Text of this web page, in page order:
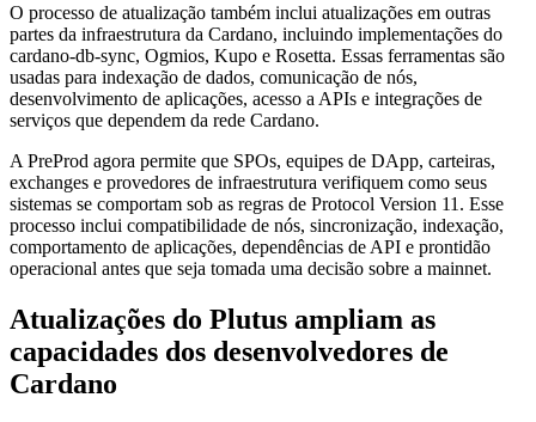
O processo de atualização também inclui atualizações em outras
partes da infraestrutura da Cardano, incluindo implementações do
cardano-db-sync, Ogmios, Kupo e Rosetta. Essas ferramentas são
usadas para indexação de dados, comunicação de nós,
desenvolvimento de aplicações, acesso a APIs e integrações de
serviços que dependem da rede Cardano.
A PreProd agora permite que SPOs, equipes de DApp, carteiras,
exchanges e provedores de infraestrutura verifiquem como seus
sistemas se comportam sob as regras de Protocol Version 11. Esse
processo inclui compatibilidade de nós, sincronização, indexação,
comportamento de aplicações, dependências de API e prontidão
operacional antes que seja tomada uma decisão sobre a mainnet.
Atualizações do Plutus ampliam as
capacidades dos desenvolvedores de
Cardano